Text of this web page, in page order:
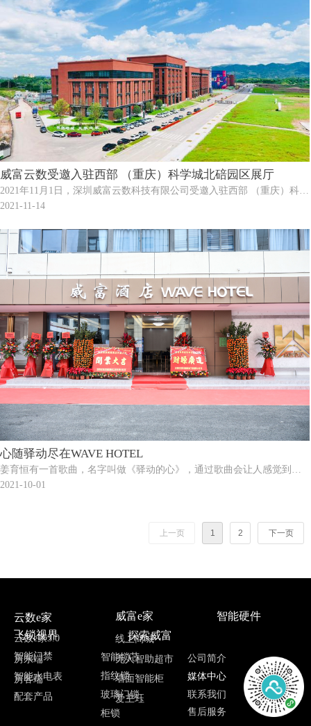
威富云数受邀入驻西部 （重庆）科学城北碚园区展厅
2021年11月1日，深圳威富云数科技有限公司受邀入驻西部 （重庆）科学
城北碚园区展厅，展示了威富云数为智慧园区、智慧社区、智慧城市量
拓新的市场奠定了基础。
2021-11-14
心随驿动尽在WAVE HOTEL
姜育恒有一首歌曲，名字叫做《驿动的心》，通过歌曲会让人感觉到飘
泊的人是什么样的意境。特别是北上广深这些大城市，每天来来往往为
2021-10-01
上一页 1 2 下一页
云数e家
云数e家3.0
房东端
房客端
威富e家
线上商城
无人智助超市
墙面智能柜
爱主珏
智能硬件
智能门禁
智能水电表
配套产品
飞锁视界 探索威富
智能锁芯
指纹锁
玻璃门锁
柜锁
公司简介
媒体中心
联系我们
售后服务